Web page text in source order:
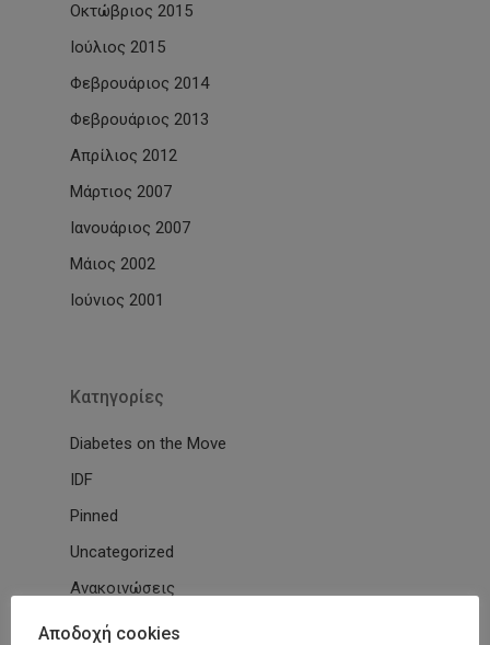
Οκτώβριος 2015
Ιούλιος 2015
Φεβρουάριος 2014
Φεβρουάριος 2013
Απρίλιος 2012
Μάρτιος 2007
Ιανουάριος 2007
Μάιος 2002
Ιούνιος 2001
Kατηγορίες
Diabetes on the Move
IDF
Pinned
Uncategorized
Ανακοινώσεις
Βίντεο
Αποδοχή cookies